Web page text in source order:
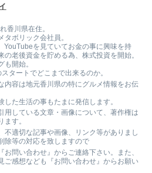
香川県在住。
タボリック会社員。
YouTubeを見ていてお金の事に興味を持
の老後資金を貯める為、株式投資を開始。
も開始。
タートでどこまで出来るのか。
内容は地元香川県の特にグルメ情報をお伝
した生活の事もたまに発信します。
用している文章・画像について、著作権は
ます。
不適切な記事や画像、リンク等がありまし
除等の対応を致しますので
お問い合わせ』からご連絡下さい。また、
ご感想なども『お問い合わせ』からお願い